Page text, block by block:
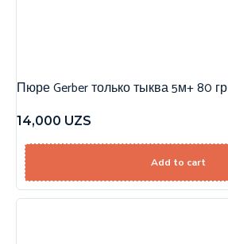
Пюре Gerber только тыква 5м+ 80 гр
14,000 UZS
Add to cart